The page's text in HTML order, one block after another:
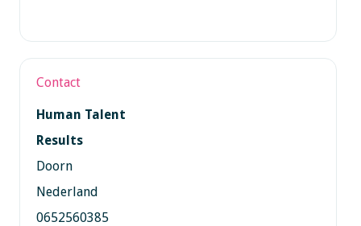
Contact
Human Talent
Results
Doorn
Nederland
0652560385